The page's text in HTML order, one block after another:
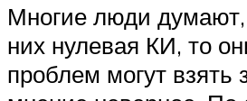
Многие люди думают,
них нулевая КИ, то
проблем могут взять